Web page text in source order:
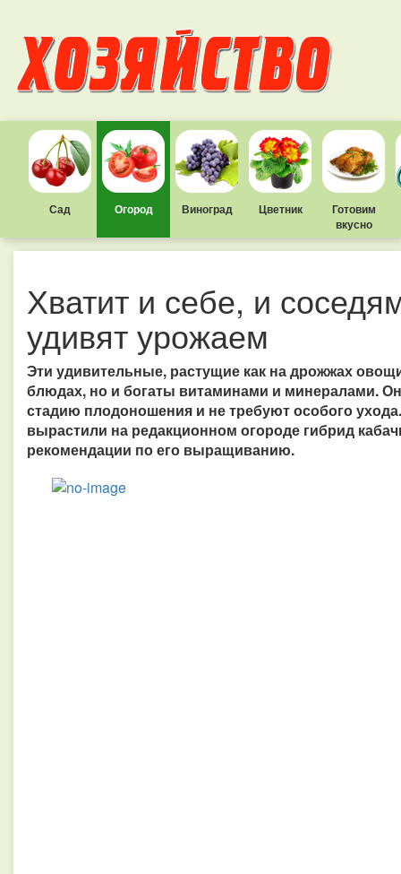
Сад Огород Виноград Цветник
Готовим
вкусно
Хватит и себе, и
удивят урожаем
Эти удивительные, растущие как на дрожжах
блюдах, но и богаты витаминами и минералами.
стадию плодоношения и не требуют особого
вырастили на редакционном огороде гибрид
рекомендации по его выращиванию.